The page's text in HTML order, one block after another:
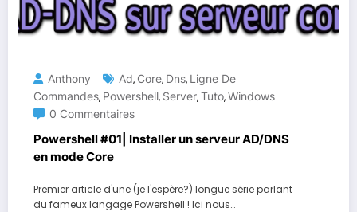
Anthony Ad, Core, Dns, Ligne De
Commandes, Powershell, Server,Tuto,Windows
0 Commentaires
Powershell #01| Installer un serveur AD/DNS
en mode Core
Premier article d'une (je l'espère?) longue série parlant
du fameux langage Powershell ! Ici nous…